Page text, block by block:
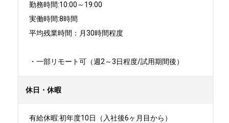
勤務時間:10:00～19:00
実働時間:8時間
平均残業時間：月30時間程度
・一部リモート可（週2～3日程度/試用期間後）
休日・休暇
有給休暇:初年度10日（入社後6ヶ月目から）